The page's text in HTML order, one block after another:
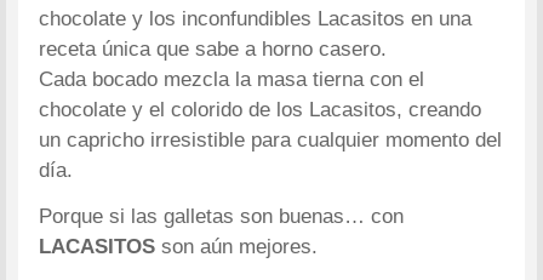
chocolate y los inconfundibles Lacasitos en una
receta única que sabe a horno casero.
Cada bocado mezcla la masa tierna con el
chocolate y el colorido de los Lacasitos, creando
un capricho irresistible para cualquier momento del
día.
Porque si las galletas son buenas… con
LACASITOS son aún mejores.